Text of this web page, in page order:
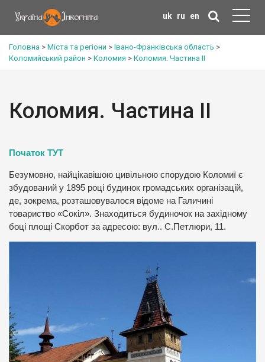
uk ru en
Головна > Міста та регіони > Івано-Франківська область >
Коломийський район > Коломия > Коломия. Частина ІІ
Коломия. Частина ІІ
Початок ТУТ
Безумовно, найцікавішою цивільною спорудою Коломиї є
збудований у 1895 році будинок громадських організацій,
де, зокрема, розташовувалося відоме на Галичині
товариство «Сокіл». Знаходиться будиночок на західному
боці площі Скорбот за адресою: вул.. С.Петлюри, 11.